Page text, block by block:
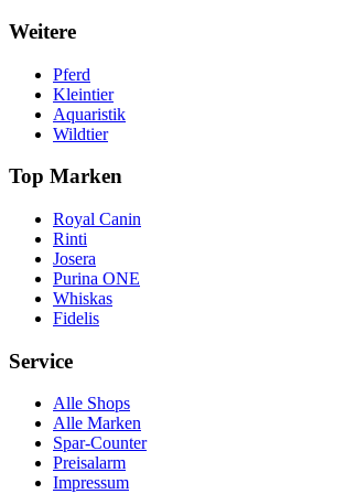
Weitere
Pferd
Kleintier
Aquaristik
Wildtier
Top Marken
Royal Canin
Rinti
Josera
Purina ONE
Whiskas
Fidelis
Service
Alle Shops
Alle Marken
Spar-Counter
Preisalarm
Impressum